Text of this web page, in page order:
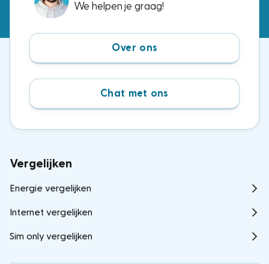
We helpen je graag!
Over ons
Chat met ons
Vergelijken
Energie vergelijken
Internet vergelijken
Sim only vergelijken